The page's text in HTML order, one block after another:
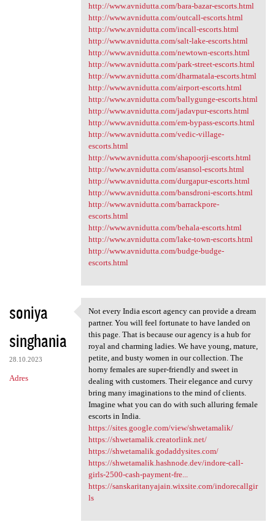
http://www.avnidutta.com/bara-bazar-escorts.html
http://www.avnidutta.com/outcall-escorts.html
http://www.avnidutta.com/incall-escorts.html
http://www.avnidutta.com/salt-lake-escorts.html
http://www.avnidutta.com/newtown-escorts.html
http://www.avnidutta.com/park-street-escorts.html
http://www.avnidutta.com/dharmatala-escorts.html
http://www.avnidutta.com/airport-escorts.html
http://www.avnidutta.com/ballygunge-escorts.html
http://www.avnidutta.com/jadavpur-escorts.html
http://www.avnidutta.com/em-bypass-escorts.html
http://www.avnidutta.com/vedic-village-
escorts.html
http://www.avnidutta.com/shapoorji-escorts.html
http://www.avnidutta.com/asansol-escorts.html
http://www.avnidutta.com/durgapur-escorts.html
http://www.avnidutta.com/bansdroni-escorts.html
http://www.avnidutta.com/barrackpore-
escorts.html
http://www.avnidutta.com/behala-escorts.html
http://www.avnidutta.com/lake-town-escorts.html
http://www.avnidutta.com/budge-budge-
escorts.html
soniya
singhania
28.10.2023
Adres
Not every India escort agency
Not every India escort agency can provide a dream
partner. You will feel fortunate to have landed on
this page. That is because our agency is a hub for
royal and charming ladies. We have young, mature,
petite, and busty women in our collection. The
horny females are super-friendly and sweet in
dealing with customers. Their elegance and curvy
bring many imaginations to the mind of clients.
Imagine what you can do with such alluring female
escorts in India.
https://sites.google.com/view/shwetamalik/
https://shwetamalik.creatorlink.net/
https://shwetamalik.godaddysites.com/
https://shwetamalik.hashnode.dev/indore-call-
girls-2500-cash-payment-fre...
https://sanskaritanyajain.wixsite.com/indorecallgir
ls